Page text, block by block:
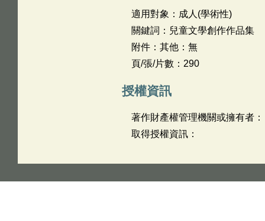
適用對象：成人(學術性)
關鍵詞：兒童文學創作作品集
附件：其他：無
頁/張/片數：290
授權資訊
著作財產權管理機關或擁有者：
取得授權資訊：